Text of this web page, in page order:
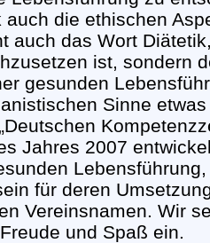
die ethischen
auch das Wort
ist, sondern
gesunden
Sinne
Jahres 2007
für deren
Vereinsnamen. Wir
und Spaß ein.